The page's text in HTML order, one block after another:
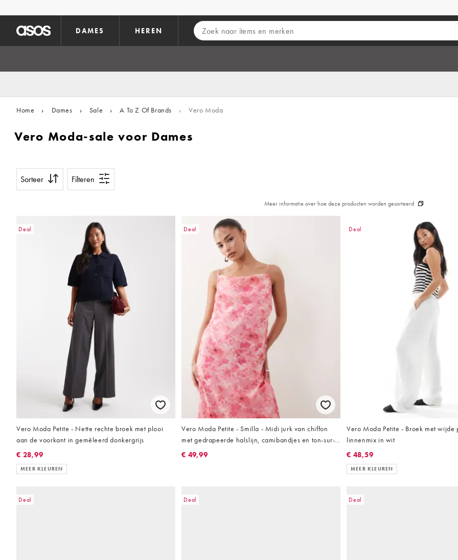
DAMES HEREN
Home › Dames › Sale › A To Z Of Brands › Vero Moda
Vero Moda-sale voor Dames
Sorteer Filteren
Meer informatie over hoe deze producten worden gesorteerd
Deal
Vero Moda Petite - Nette rechte broek met plooi
aan de voorkant in gemêleerd donkergrijs
€ 28,99
MEER KLEUREN
Deal
Vero Moda Petite - Smilla - Midi jurk van chiffon
met gedrapeerde halslijn, camibandjes en ton-sur-
ton bloemenprint in roze
€ 49,99
Deal
Vero Moda Petite - Broek met wijde
linnenmix in wit
€ 48,59
MEER KLEUREN
Deal Deal Deal